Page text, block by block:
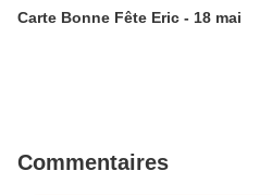
Carte Bonne Fête Eric - 18 mai
Commentaires